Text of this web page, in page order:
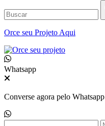
Orce seu Projeto Aqui
Whatsapp
Converse agora pelo Whatsapp